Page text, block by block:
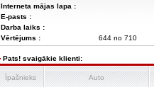
Interneta mājas lapa :
E-pasts :
Darba laiks :
Vērtējums :
644 no 710
Pats! svaigākie klienti:
Īpašnieks Auto